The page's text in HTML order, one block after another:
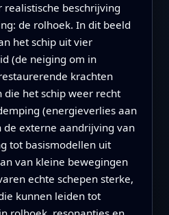
beschrijving
de rolhoek. In dit beeld
het schip uit vier
(de neiging om in
krachten
het schip weer recht
(energieverlies aan
externe aandrijving van
tot basismodellen uit
van kleine bewegingen
echte schepen sterke,
kunnen leiden tot